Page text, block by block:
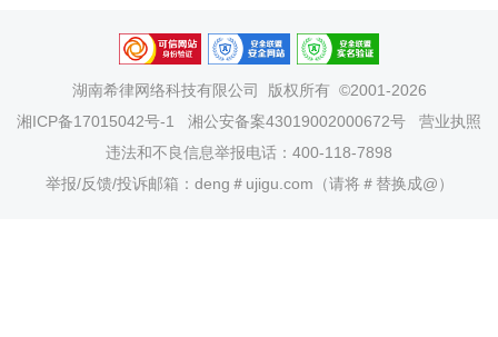
湖南希律网络科技有限公司
版权所有 ©2001-2026
湘ICP备17015042号-1
湘公安备案43019002000672号
营业执照
违法和不良信息举报电话：400-118-7898
举报/反馈/投诉邮箱：deng＃ujigu.com（请将＃替换成@）